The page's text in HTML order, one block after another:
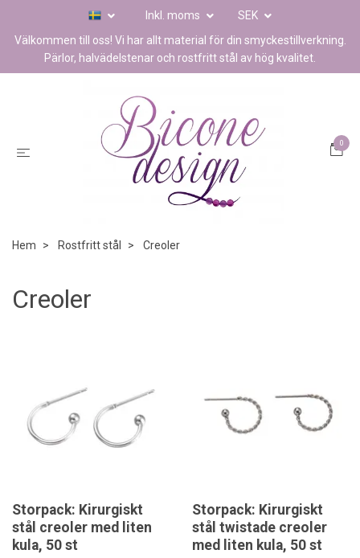
Inkl. moms
SEK
Välkommen till oss! Vi har allt material för din smyckestillverkning.
Pärlor, halvädelstenar och rostfritt stål av hög kvalitet.
0
Hem Rostfritt stål Creoler
Creoler
Storpack: Kirurgiskt
stål creoler med liten
kula, 50 st
Storpack: Kirurgiskt
stål twistade creoler
med liten kula, 50 st